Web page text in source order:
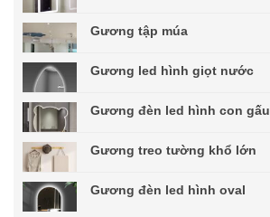
Gương tập múa
Gương led hình giọt nước
Gương đèn led hình con gấu
Gương treo tường khổ lớn
Gương đèn led hình oval